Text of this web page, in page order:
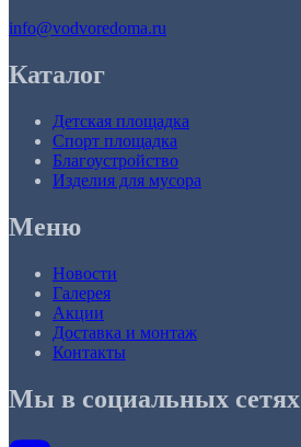
info@vodvoredoma.ru
Каталог
Детская площадка
Спорт площадка
Благоустройство
Изделия для мусора
Меню
Новости
Галерея
Акции
Доставка и монтаж
Контакты
Мы в социальных сетях